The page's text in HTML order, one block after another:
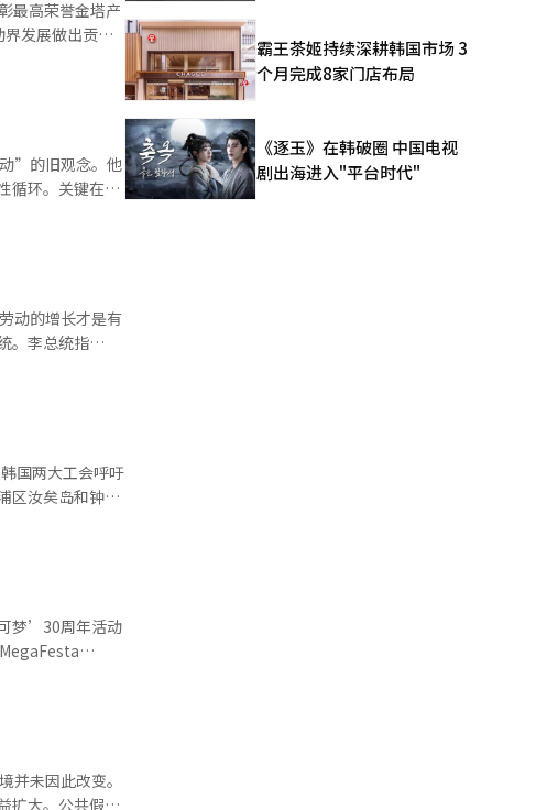
善的人物各自
成为悬疑电影
影构图、放大
。 尽管制
称：“《消失的
高质量的内
最高荣誉金塔产
发展做出贡献
部。今年是“劳
勋章分别授予
注了过去较少受
为了实现劳动者
”的旧观念。他
循环。关键在于
技产业需要大
分担的制度
动市场上设定同
过度差距的基
下，仅靠对话
的激励机制
负担，同时扩
若劳动政策与
与就业和报酬挂
本身就是变革的
出的问题是正
动的增长才是有
。李总统指
日，工会呼吁
型。全国民主
两月突破800亿
为出口增长的主
4月出口额达
补选的候选人
国两大工会呼吁
区汝矣岛和钟路
普及正在改变
和劳动基准法、
智能（AI）系统
梦’30周年活动
接到多起关于
当天上午，首
万辆。随着出
有约130万人涌
未因此改变。
扩大。公共假日
霸王茶姬持续深耕韩国市场 3
个月完成8家门店布局
《逐玉》在韩破圈 中国电视
剧出海进入"平台时代"